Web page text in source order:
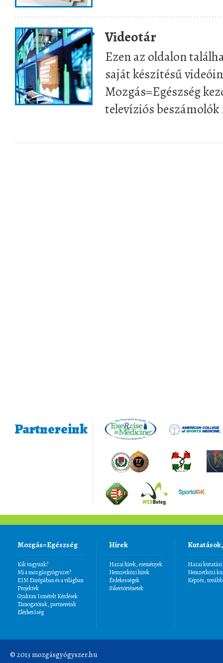
Videotár
Ezen az oldalon
saját készítésű
Mozgás=Egészség
televíziós beszámolók
Partnereink
Mozgás=Egészség
Kik vagyunk?
Mi a mozgásgyógyszer?
EIM Európában és a világban
Projektek
Gyakran Ismételt Kérdések
Támogatóink, partnereink
Elérhetőség
Hírek
Hazai hírek, események
Nemzetközi hírek
Érdekességek
Sikertörténetek
Hazai kutatási
Nemzetközi
Képzés,
© 2013 mozgásgyógyszer.hu